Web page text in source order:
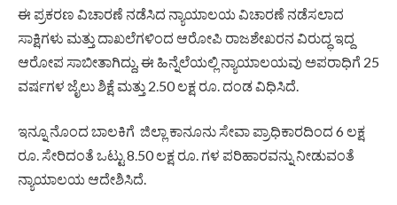
ಈ ಪ್ರಕರಣ ವಿಚಾರಣೆ ನಡೆಸಿದ ನ್ಯಾಯಾಲಯ ವಿಚಾರಣೆ ನಡೆಸಲಾದ
ಸಾಕ್ಷಿಗಳು ಮತ್ತು ದಾಖಲೆಗಳಿಂದ ಆರೋಪಿ ರಾಜಶೇಖರನ ವಿರುದ್ಧ ಇದ್ದ
ಆರೋಪ ಸಾಬೀತಾಗಿದ್ದು, ಈ ಹಿನ್ನೆಲೆಯಲ್ಲಿ ನ್ಯಾಯಾಲಯವು ಅಪರಾಧಿಗೆ 25
ವರ್ಷಗಳ ಜೈಲು ಶಿಕ್ಷೆ ಮತ್ತು 2.50 ಲಕ್ಷ ರೂ. ದಂಡ ವಿಧಿಸಿದೆ.
ಇನ್ನೂ ನೊಂದ ಬಾಲಕಿಗೆ ಜಿಲ್ಲಾ ಕಾನೂನು ಸೇವಾ ಪ್ರಾಧಿಕಾರದಿಂದ 6 ಲಕ್ಷ
ರೂ. ಸೇರಿದಂತೆ ಒಟ್ಟು 8.50 ಲಕ್ಷ ರೂ. ಗಳ ಪರಿಹಾರವನ್ನು ನೀಡುವಂತೆ
ನ್ಯಾಯಾಲಯ ಆದೇಶಿಸಿದೆ.